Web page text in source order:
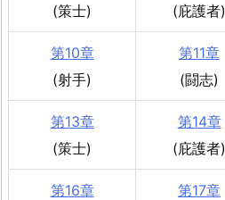
(策士)
(庇護者)
第10章
(射手)
第11章
(闘志)
第13章
(策士)
第14章
(庇護者)
第16章
第17章